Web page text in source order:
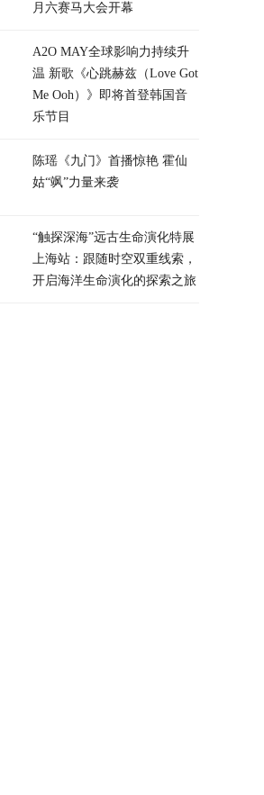
月六赛马大会开幕
A2O MAY全球影响力持续升
温 新歌《心跳赫兹（Love Got
Me Ooh）》即将首登韩国音
乐节目
陈瑶《九门》首播惊艳 霍仙
姑“飒”力量来袭
“触探深海”远古生命演化特展
上海站：跟随时空双重线索，
开启海洋生命演化的探索之旅